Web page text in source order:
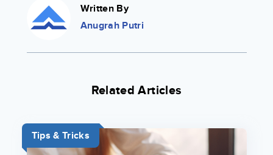
Written By
Anugrah Putri
Related Articles
Tips & Tricks